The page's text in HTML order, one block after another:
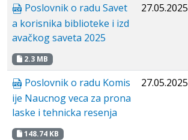
Poslovnik o radu Savet
a korisnika biblioteke i izd
avačkog saveta 2025
2.3 MB
27.05.2025
Poslovnik o radu Komis
ije Naucnog veca za prona
laske i tehnicka resenja
148.74 KB
27.05.2025